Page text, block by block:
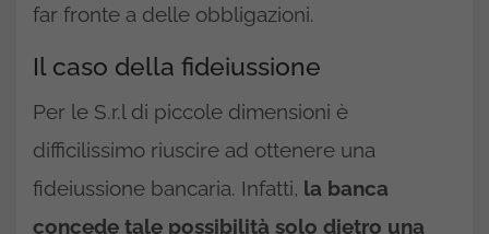
far fronte a delle obbligazioni.
Il caso della fideiussione
Per le S.r.l di piccole dimensioni è
difficilissimo riuscire ad ottenere una
fideiussione bancaria. Infatti, la banca
concede tale possibilità solo dietro una